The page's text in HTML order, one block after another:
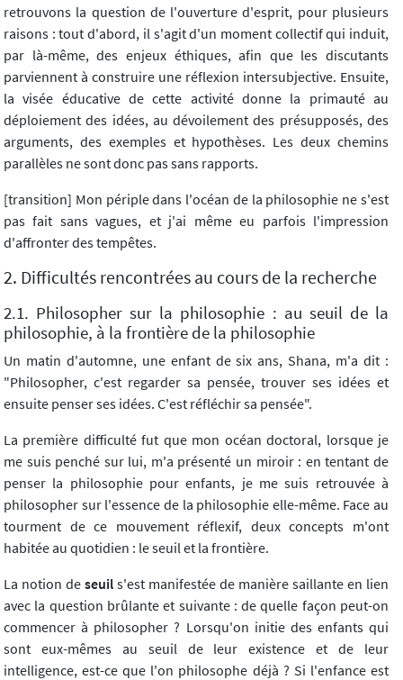
retrouvons la question de l'ouverture d'esprit, pour plusieurs
raisons : tout d'abord, il s'agit d'un moment collectif qui induit,
par là-même, des enjeux éthiques, afin que les discutants
parviennent à construire une réflexion intersubjective. Ensuite,
la visée éducative de cette activité donne la primauté au
déploiement des idées, au dévoilement des présupposés, des
arguments, des exemples et hypothèses. Les deux chemins
parallèles ne sont donc pas sans rapports.
[transition] Mon périple dans l'océan de la philosophie ne s'est
pas fait sans vagues, et j'ai même eu parfois l'impression
d'affronter des tempêtes.
2. Difficultés rencontrées au cours de la recherche
2.1. Philosopher sur la philosophie : au seuil de la
philosophie, à la frontière de la philosophie
Un matin d'automne, une enfant de six ans, Shana, m'a dit :
"Philosopher, c'est regarder sa pensée, trouver ses idées et
ensuite penser ses idées. C'est réfléchir sa pensée".
La première difficulté fut que mon océan doctoral, lorsque je
me suis penché sur lui, m'a présenté un miroir : en tentant de
penser la philosophie pour enfants, je me suis retrouvée à
philosopher sur l'essence de la philosophie elle-même. Face au
tourment de ce mouvement réflexif, deux concepts m'ont
habitée au quotidien : le seuil et la frontière.
La notion de seuil s'est manifestée de manière saillante en lien
avec la question brûlante et suivante : de quelle façon peut-on
commencer à philosopher ? Lorsqu'on initie des enfants qui
sont eux-mêmes au seuil de leur existence et de leur
intelligence, est-ce que l'on philosophe déjà ? Si l'enfance est